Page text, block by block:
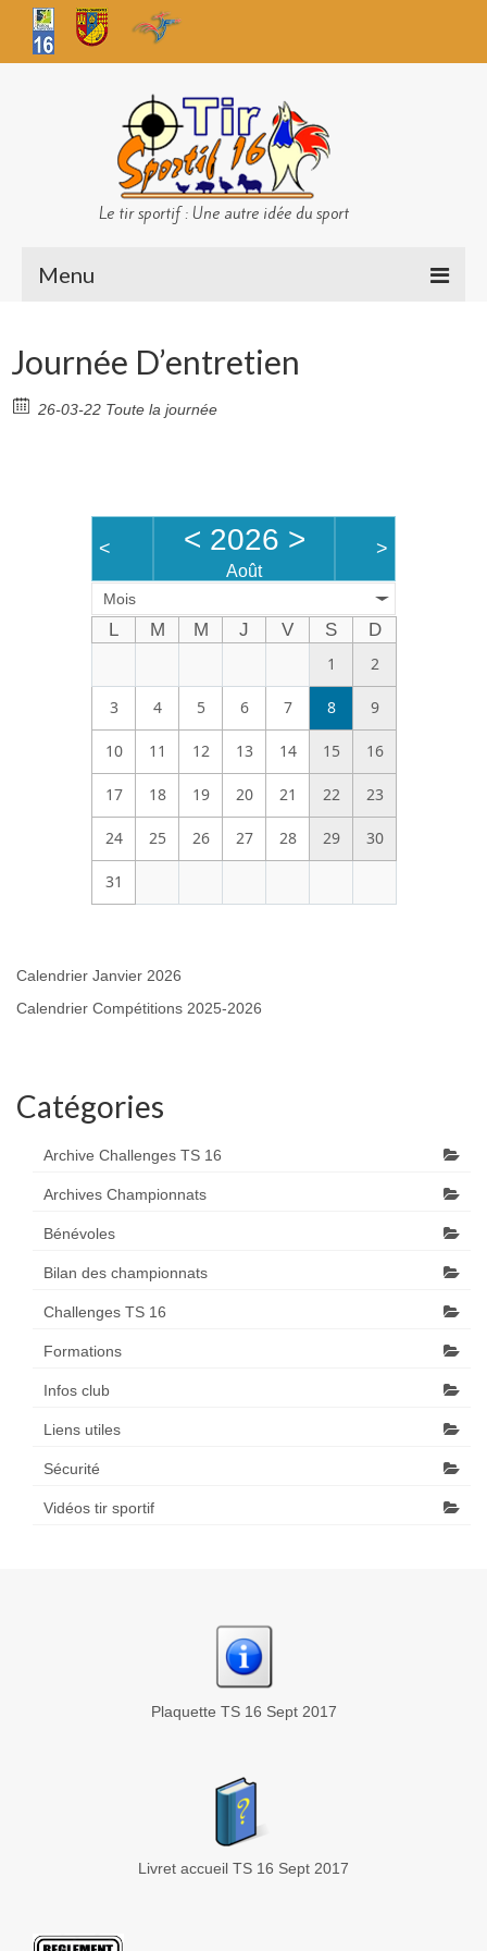
Le tir sportif : Une autre idée du sport
Menu
Sécurité
Challenges TS 16
Bénévoles
Vidéos
Boutique
Journée D’entretien
26-03-22 Toute la journée
< < 2026 >
Août
>
Mois
L M M J V S
D
1
2
3 4 5 6 7 8 9
10 11 12 13 14 15 16
17 18 19 20 21 22 23
24 25 26 27 28 29 30
31
Calendrier Janvier 2026
Calendrier Compétitions 2025-2026
Catégories
Archive Challenges TS 16
Archives Championnats
Bénévoles
Bilan des championnats
Challenges TS 16
Formations
Infos club
Liens utiles
Sécurité
Vidéos tir sportif
Plaquette TS 16 Sept 2017
Livret accueil TS 16 Sept 2017